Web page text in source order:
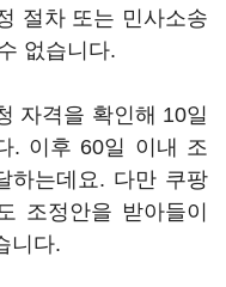
절차 또는 민사소송
없습니다.
자격을 확인해 10일
. 이후 60일 이내 조
하는데요. 다만 쿠팡
조정안을 받아들이
니다.